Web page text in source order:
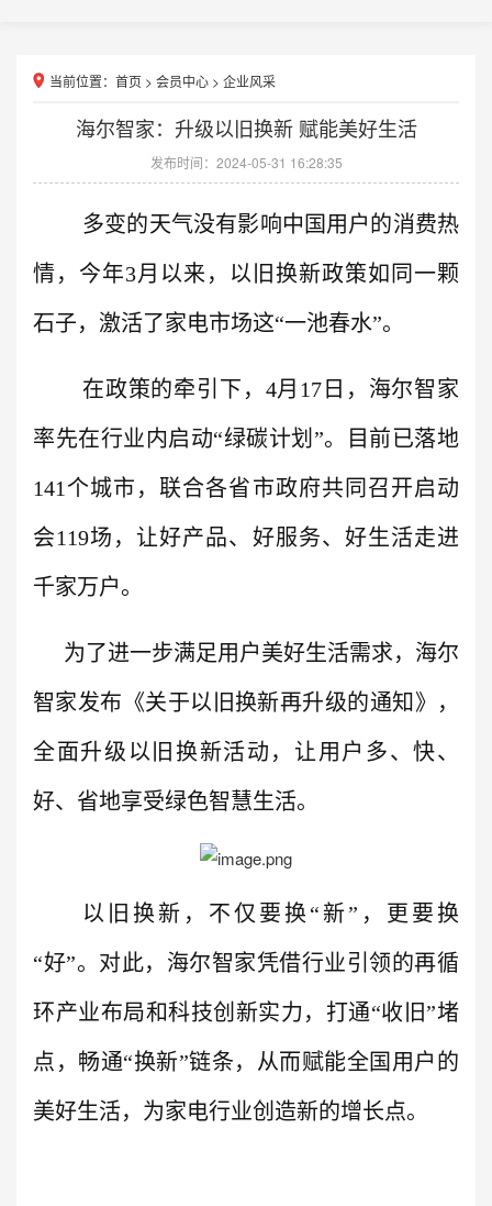
当前位置： 首页 > 会员中心 > 企业风采
海尔智家：升级以旧换新 赋能美好生活
发布时间：2024-05-31 16:28:35
多变的天气没有影响中国用户的消费热
情，今年3月以来，以旧换新政策如同一颗
石子，激活了家电市场这“一池春水”。
在政策的牵引下，4月17日，海尔智家
率先在行业内启动“绿碳计划”。目前已落地
141个城市，联合各省市政府共同召开启动
会119场，让好产品、好服务、好生活走进
千家万户。
为了进一步满足用户美好生活需求，海尔
智家发布《关于以旧换新再升级的通知》，
全面升级以旧换新活动，让用户多、快、
好、省地享受绿色智慧生活。
以旧换新，不仅要换“新”，更要换
“好”。对此，海尔智家凭借行业引领的再循
环产业布局和科技创新实力，打通“收旧”堵
点，畅通“换新”链条，从而赋能全国用户的
美好生活，为家电行业创造新的增长点。